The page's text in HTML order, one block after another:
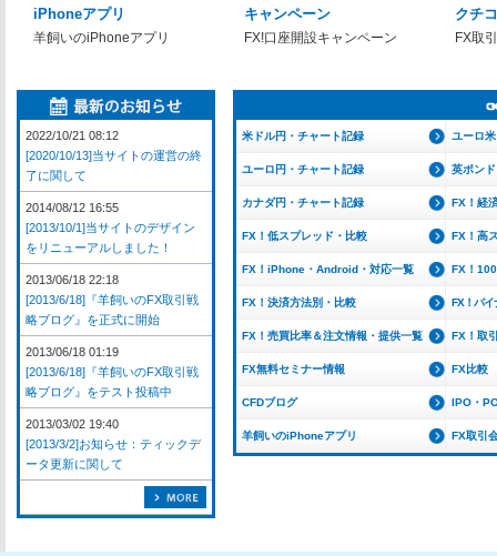
iPhoneアプリ
羊飼いのiPhoneアプリ
キャンペーン
FX!口座開設キャンペーン
クチ
FX取
米ドル円・チャート記録 ユーロ
ユーロ円・チャート記録 英ポン
カナダ円・チャート記録 FX！経
FX！低スプレッド・比較 FX！高
FX！iPhone・Android・対応一覧 FX！
FX！決済方法別・比較 FX！バイ
FX！売買比率＆注文情報・提供一覧 FX！取
FX無料セミナー情報 FX比較
CFDブログ IPO・
羊飼いのiPhoneアプリ FX取引
2022/10/21 08:12
[2020/10/13]当サイトの運営の終
了に関して
2014/08/12 16:55
[2013/10/1]当サイトのデザイン
をリニューアルしました！
2013/06/18 22:18
[2013/6/18]『羊飼いのFX取引戦
略ブログ』を正式に開始
2013/06/18 01:19
[2013/6/18]『羊飼いのFX取引戦
略ブログ』をテスト投稿中
2013/03/02 19:40
[2013/3/2]お知らせ：ティックデ
ータ更新に関して